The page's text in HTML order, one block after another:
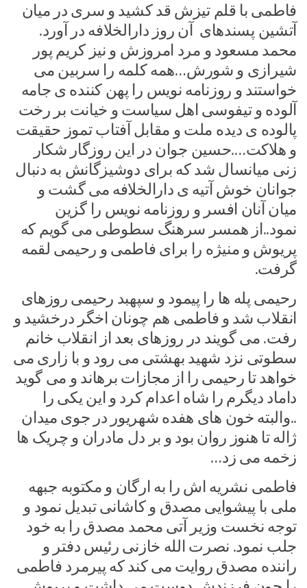
فاطمی با قلم تیزش قد کشید و سری در میان
آتشین پسندهای آن روز دارالخلافه در آورد.
محمد مسعود و مرد امروزش و نیز کریم پور
شیرازی و شورش…همه کلمه را سربین می
خواستند و روزنامه نویس را پهن کننده ی جامه
آلوده و تیفوسی اهل سیاست و خیانت بر رخت
پالوده ی دیده ملت و مقابل آفتاب تموز حقیقت
و هلاکت….حسین جوان در این روزگار شکار
زنی میانسال شد که برای دوشیزگانش به دنبال
جوانان خوش آتیه ی دارالخلافه می گشت و
میان آنان افسر و روزنامه نویس را گزین
نمود..از همسر سرهنگ سطوطی می گویم که
پریوش و منیژه را برای فاطمی و رحیمی لقمه
گرفت.
رحیمی پله ها را پیمود و سپهبد رحیمی روزهای
انقلاب شد و فاطمی هم چونان اخگر درخشید و
رفت. می گویند در روزهای بعد از انقلاب خانم
سطوتی نزد شهید بهشتی می رود و با زاری می
خواهد تا رحیمی را از مجازات برهاند و می گوید
داماد دیگرم را شاه اعدام کرد و این یکی را
..والبته خون های هفده شهریور در جوی میدان
ژاله تا هنوز روان بود و بر دل مادران و چریک ها
زخمه می زد…
فاطمی نشریه اش را به ارگان و مکتوبه جبهه
ملی با پیشوایی مصدق و کاشانی تبدیل نمود و
توجه نخست وزیر آتی محمد مصدق را به خود
جلب نمود. نصرت الله خازنی رئیس دفتر و
راننده مصدق روایت می کند که پیرمرد فاطمی